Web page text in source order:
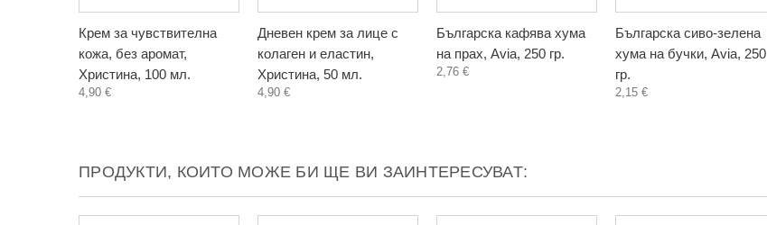
Крем за чувствителна
кожа, без аромат,
Христина, 100 мл.
4,90 €
Дневен крем за лице с
колаген и еластин,
Христина, 50 мл.
4,90 €
Българска кафява хума
на прах, Avia, 250 гр.
2,76 €
Българска сиво-зелена
хума на бучки, Avia, 250
гр.
2,15 €
ПРОДУКТИ, КОИТО МОЖЕ БИ ЩЕ ВИ ЗАИНТЕРЕСУВАТ: